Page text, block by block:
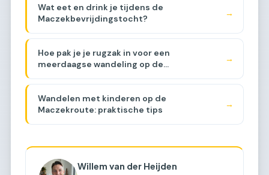
Wat eet en drink je tijdens de
Maczekbevrijdingstocht?
→
Hoe pak je je rugzak in voor een
meerdaagse wandeling op de
→
Wandelen met kinderen op de
Maczekroute: praktische tips
→
Willem van der Heijden